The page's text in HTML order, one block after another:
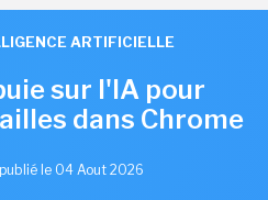
ARTIFICIELLE
sur l'IA pour
dans Chrome
publié le 04 Aout 2026